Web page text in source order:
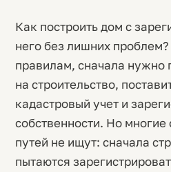
Как построить дом с
него без лишних
правилам, сначала нужно
на строительство,
кадастровый учет и
собственности. Но
путей не ищут: сначала
пытаются